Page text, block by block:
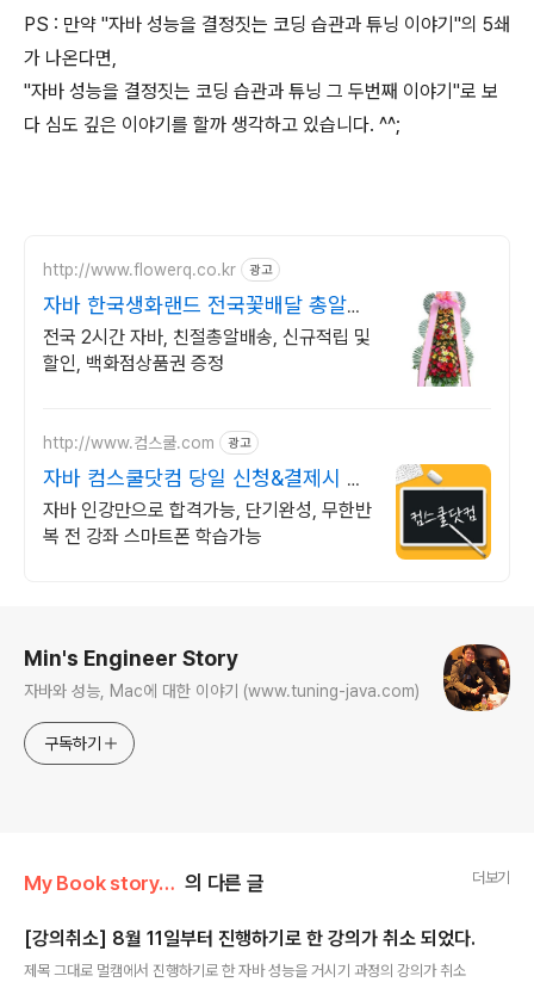
PS : 만약 "자바 성능을 결정짓는 코딩 습관과 튜닝 이야기"의 5쇄
가 나온다면,
"자바 성능을 결정짓는 코딩 습관과 튜닝 그 두번째 이야기"로 보
다 심도 깊은 이야기를 할까 생각하고 있습니다. ^^;
http://www.flowerq.co.kr 광고
자바 한국생화랜드 전국꽃배달 총알배
송
전국 2시간 자바, 친절총알배송, 신규적립 및
할인, 백화점상품권 증정
http://www.컴스쿨.com 광고
자바 컴스쿨닷컴 당일 신청&결제시 기
프티콘!
자바 인강만으로 합격가능, 단기완성, 무한반
복 전 강좌 스마트폰 학습가능
Min's Engineer Story
자바와 성능, Mac에 대한 이야기 (www.tuning-java.com)
구독하기
My Book story/자바 성능 튜닝 이야기 의 다른 글 더보기
[강의취소] 8월 11일부터 진행하기로 한 강의가 취소 되었다.
제목 그대로 멀캠에서 진행하기로 한 자바 성능을 거시기 과정의 강의가 취소